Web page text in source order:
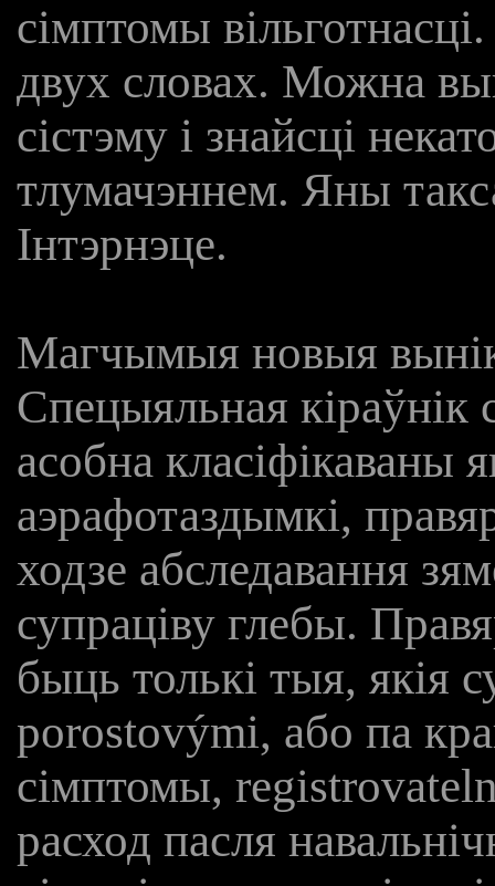
сімптомы
двух словах. Можна
сістэму і знайсці
тлумачэннем. Яны
Інтэрнэце.
Магчымыя новыя
Спецыяльная
асобна класіфікаваны
аэрафотаздымкі,
ходзе абследавання
супраціву глебы.
быць толькі тыя, якія
porostovými, або па
сімптомы,
расход пасля